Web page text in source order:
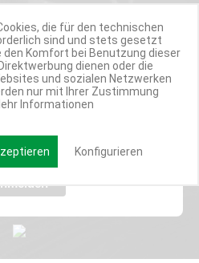
Community!
Newsletter-Rabatte und Aktionen
die für den technischen
sind und stets gesetzt
den Komfort bei Benutzung dieser
dienen oder die
und sozialen Netzwerken
nur mit Ihrer Zustimmung
Informationen
Konfigurieren